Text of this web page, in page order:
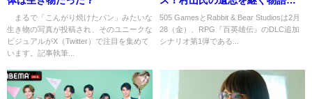
まるで「こんがり焼けたパン」みたいな
生き物の写真が投稿され、そのユニークな
ビジュアルがX（Twitter）で注目を集めて
います。記事執筆...
は
505 GamesとRabbit & Bear Studiosは2月
28（金）、RPG『百英雄伝』のDLC追加
シナリオ第1弾である...